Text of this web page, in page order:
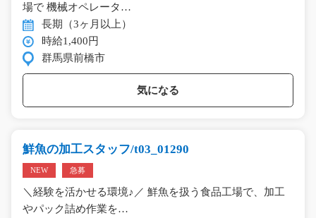
場で 機械オペレータ…
長期（3ヶ月以上）
時給1,400円
群馬県前橋市
気になる
鮮魚の加工スタッフ/t03_01290
NEW 急募
＼経験を活かせる環境♪／ 鮮魚を扱う食品工場で、加工
やパック詰め作業を…